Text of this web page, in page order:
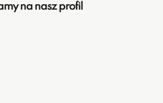
na nasz profil